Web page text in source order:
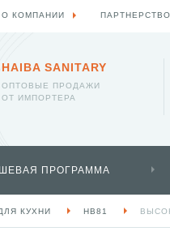
HAIBA SANITARY
ОПТОВЫЕ ПРОДАЖИ
ОТ ИМПОРТЕРА
ПРОГРАММА
КУХНИ HB81
О КОМПАНИИ ПАРТНЕРСТВО